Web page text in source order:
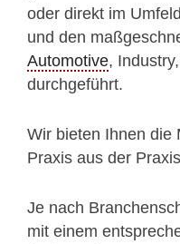
oder direkt im
und den
Automotive,
durchgeführt.
Wir bieten Ihnen die
Praxis aus der
Je nach
mit einem